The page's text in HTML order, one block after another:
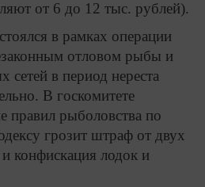
от 6 до 12 тыс. рублей).
в рамках операции
отловом рыбы и
сетей в период нереста
В госкомитете
правил рыболовства по
грозит штраф от двух
конфискация лодок и